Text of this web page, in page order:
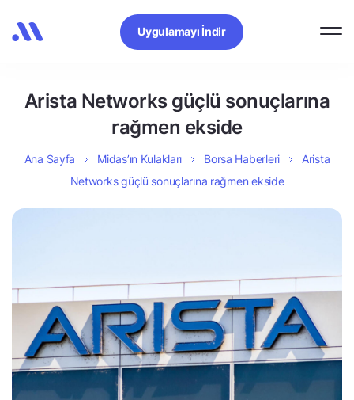
Uygulamayı İndir
Arista Networks güçlü sonuçlarına
rağmen ekside
Ana Sayfa Midas’ın Kulakları Borsa Haberleri
Arista
Networks güçlü sonuçlarına rağmen ekside